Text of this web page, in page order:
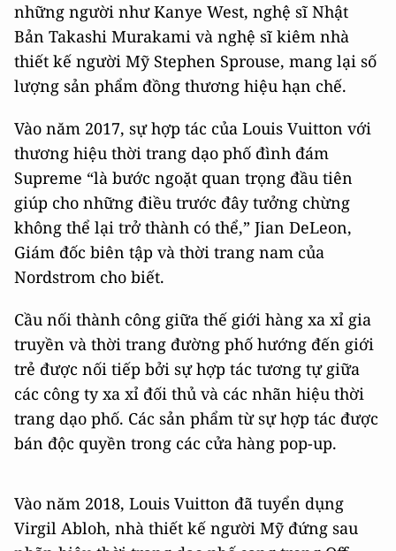
những người như Kanye West, nghệ sĩ Nhật
Bản Takashi Murakami và nghệ sĩ kiêm nhà
thiết kế người Mỹ Stephen Sprouse, mang lại số
lượng sản phẩm đồng thương hiệu hạn chế.
Vào năm 2017, sự hợp tác của Louis Vuitton với
thương hiệu thời trang dạo phố đình đám
Supreme “là bước ngoặt quan trọng đầu tiên
giúp cho những điều trước đây tưởng chừng
không thể lại trở thành có thể,” Jian DeLeon,
Giám đốc biên tập và thời trang nam của
Nordstrom cho biết.
Cầu nối thành công giữa thế giới hàng xa xỉ gia
truyền và thời trang đường phố hướng đến giới
trẻ được nối tiếp bởi sự hợp tác tương tự giữa
các công ty xa xỉ đối thủ và các nhãn hiệu thời
trang dạo phố. Các sản phẩm từ sự hợp tác được
bán độc quyền trong các cửa hàng pop-up.
Vào năm 2018, Louis Vuitton đã tuyển dụng
Virgil Abloh, nhà thiết kế người Mỹ đứng sau